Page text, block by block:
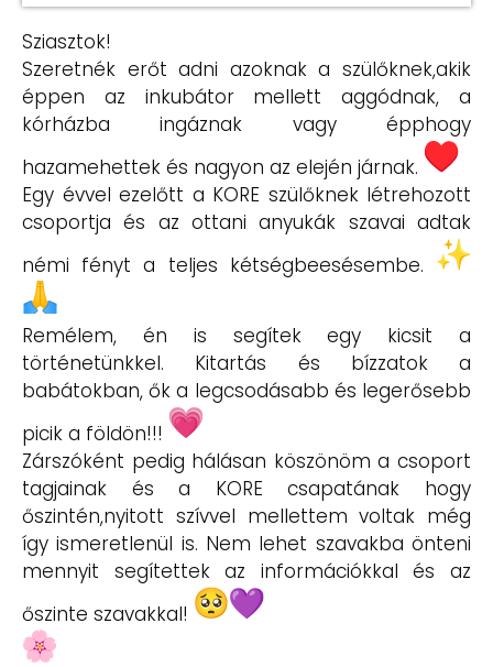
Sziasztok!
Szeretnék erőt adni azoknak a szülőknek,akik
éppen az inkubátor mellett aggódnak, a
kórházba ingáznak vagy épphogy
hazamehettek és nagyon az elején járnak.
Egy évvel ezelőtt a KORE szülőknek létrehozott
csoportja és az ottani anyukák szavai adtak
némi fényt a teljes kétségbeesésembe.
Remélem, én is segítek egy kicsit a
történetünkkel. Kitartás és bízzatok a
babátokban, ők a legcsodásabb és legerősebb
picik a földön!!!
Zárszóként pedig hálásan köszönöm a csoport
tagjainak és a KORE csapatának hogy
őszintén,nyitott szívvel mellettem voltak még
így ismeretlenül is. Nem lehet szavakba önteni
mennyit segítettek az információkkal és az
őszinte szavakkal!